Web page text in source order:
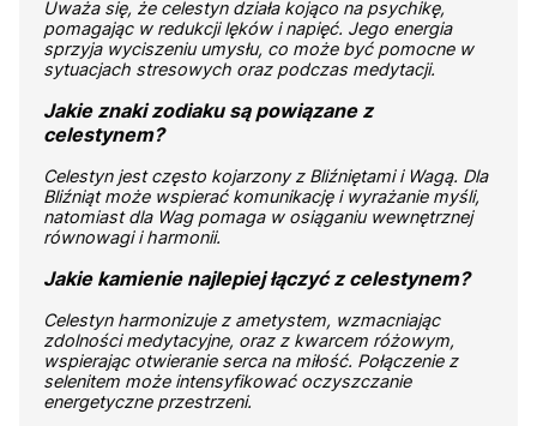
Uważa się, że celestyn działa kojąco na psychikę,
pomagając w redukcji lęków i napięć. Jego energia
sprzyja wyciszeniu umysłu, co może być pomocne w
sytuacjach stresowych oraz podczas medytacji.
Jakie znaki zodiaku są powiązane z
celestynem?
Celestyn jest często kojarzony z Bliźniętami i Wagą. Dla
Bliźniąt może wspierać komunikację i wyrażanie myśli,
natomiast dla Wag pomaga w osiąganiu wewnętrznej
równowagi i harmonii.
Jakie kamienie najlepiej łączyć z celestynem?
Celestyn harmonizuje z ametystem, wzmacniając
zdolności medytacyjne, oraz z kwarcem różowym,
wspierając otwieranie serca na miłość. Połączenie z
selenitem może intensyfikować oczyszczanie
energetyczne przestrzeni.